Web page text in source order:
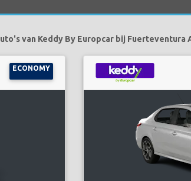
van Keddy By Europcar bij Fuerteventura
ECONOMY